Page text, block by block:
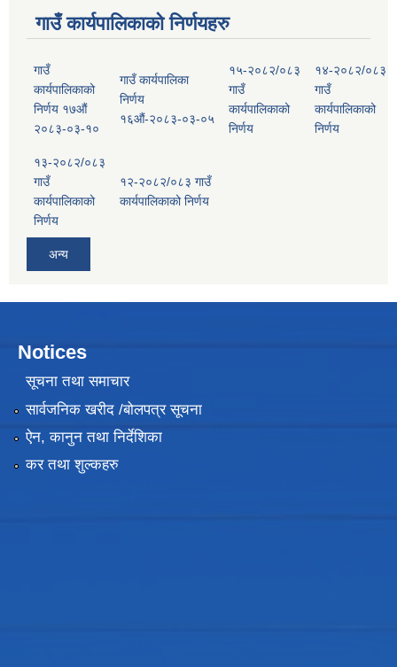
गाउँ कार्यपालिकाको निर्णयहरु
गाउँ
कार्यपालिकाको
निर्णय १७औं
२०८३-०३-१०
गाउँ कार्यपालिका
निर्णय
१६औं-२०८३-०३-०५
१५-२०८२/०८३
गाउँ
कार्यपालिकाको
निर्णय
१४-२०८२/०८३
गाउँ
कार्यपालिकाको
निर्णय
१३-२०८२/०८३
गाउँ
कार्यपालिकाको
निर्णय
१२-२०८२/०८३ गाउँ
कार्यपालिकाको निर्णय
अन्य
Notices
सूचना तथा समाचार
सार्वजनिक खरीद /बोलपत्र सूचना
ऐन, कानुन तथा निर्देशिका
कर तथा शुल्कहरु